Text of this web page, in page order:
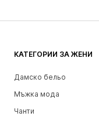
КАТЕГОРИИ ЗА ЖЕНИ
Дамско бельо
Мъжка мода
Чанти